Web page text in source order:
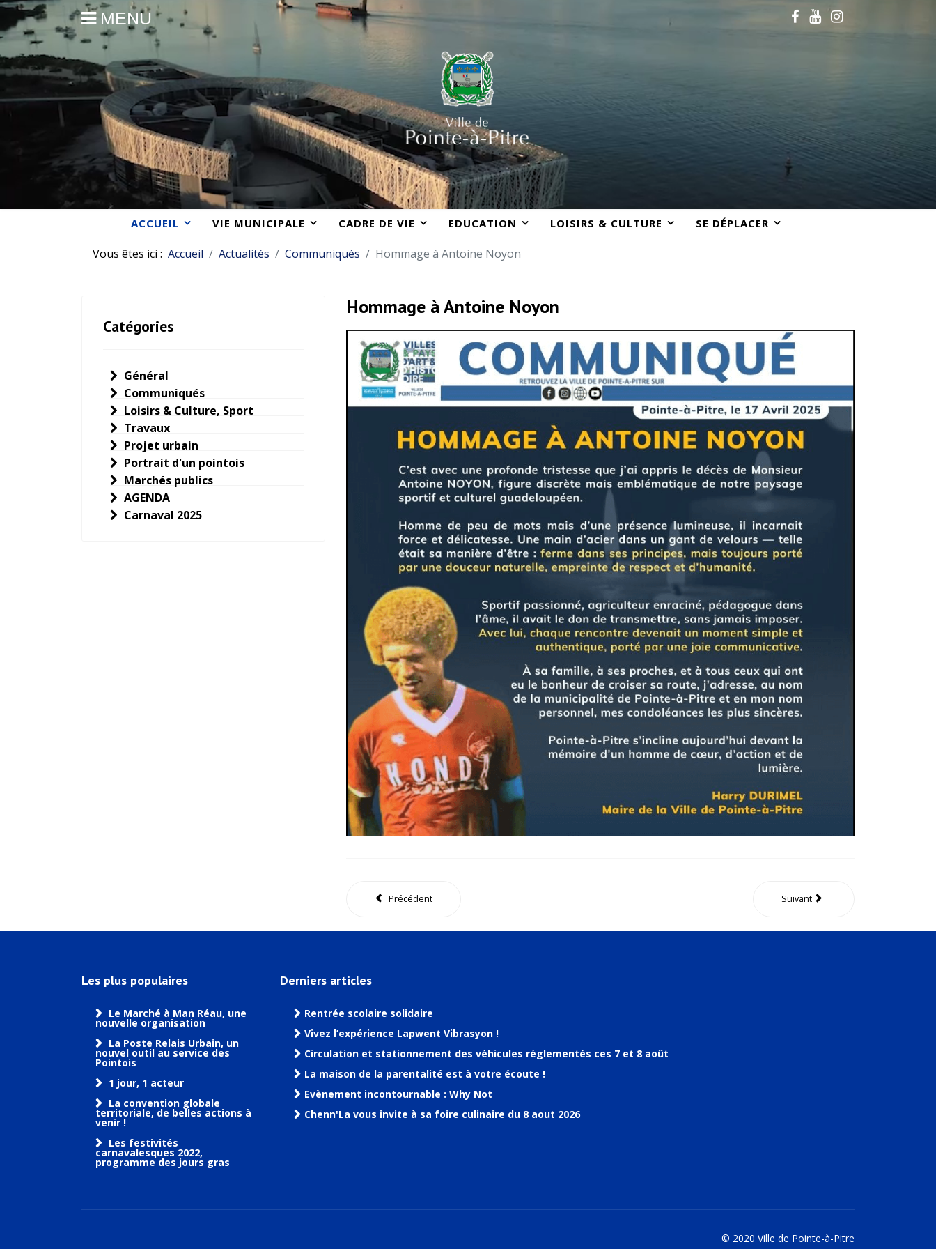
MENU
ACCUEIL VIE MUNICIPALE CADRE DE VIE EDUCATION LOISIRS & CULTURE SE DÉPLACER
Vous êtes ici : Accueil Actualités Communiqués Hommage à Antoine Noyon
Catégories
Général
Communiqués
Loisirs & Culture, Sport
Travaux
Projet urbain
Portrait d'un pointois
Marchés publics
AGENDA
Carnaval 2025
Hommage à Antoine Noyon
Précédent Suivant
Les plus populaires
Le Marché à Man Réau, une
nouvelle organisation
La Poste Relais Urbain, un
nouvel outil au service des
Pointois
1 jour, 1 acteur
La convention globale
territoriale, de belles actions à
venir !
Les festivités
carnavalesques 2022,
programme des jours gras
Derniers articles
Rentrée scolaire solidaire
Vivez l’expérience Lapwent Vibrasyon !
Circulation et stationnement des véhicules réglementés ces 7 et 8 août
La maison de la parentalité est à votre écoute !
Evènement incontournable : Why Not
Chenn'La vous invite à sa foire culinaire du 8 aout 2026
© 2020 Ville de Pointe-à-Pitre